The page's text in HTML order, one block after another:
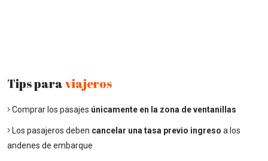
Tips paraviajeros
Comprar los pasajes únicamente en la zona de ventanillas
Los pasajeros deben cancelar una tasa previo ingreso a los
andenes de embarque